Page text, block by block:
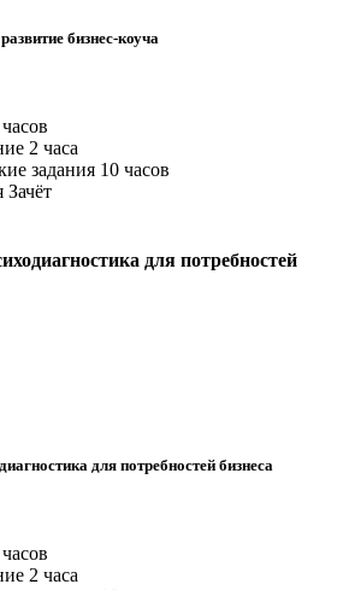
бизнес-коуча
2 часа
задания 10 часов
Зачёт
для потребностей
для потребностей бизнеса
2 часа